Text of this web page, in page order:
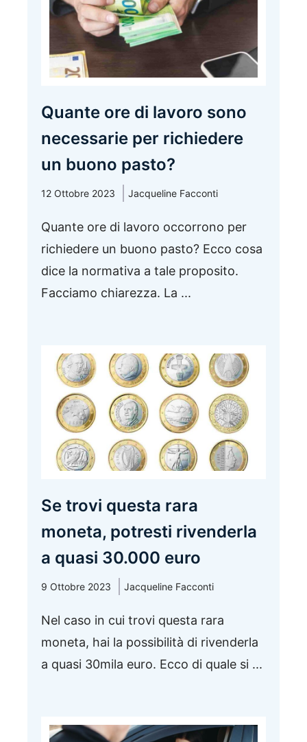
Quante ore di lavoro sono
necessarie per richiedere
un buono pasto?
12 Ottobre 2023 Jacqueline Facconti
Quante ore di lavoro occorrono per
richiedere un buono pasto? Ecco cosa
dice la normativa a tale proposito.
Facciamo chiarezza. La ...
Se trovi questa rara
moneta, potresti rivenderla
a quasi 30.000 euro
9 Ottobre 2023 Jacqueline Facconti
Nel caso in cui trovi questa rara
moneta, hai la possibilità di rivenderla
a quasi 30mila euro. Ecco di quale si ...